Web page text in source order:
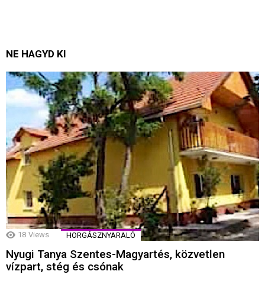
NE HAGYD KI
18 Views HORGÁSZNYARALÓ
Nyugi Tanya Szentes-Magyartés, közvetlen
vízpart, stég és csónak